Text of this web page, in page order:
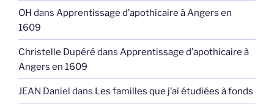
OH dans Apprentissage d’apothicaire à Angers en
1609
Christelle Dupéré dans Apprentissage d’apothicaire à
Angers en 1609
JEAN Daniel dans Les familles que j’ai étudiées à fonds